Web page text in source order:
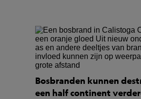
Bosbranden kunnen
een half continent